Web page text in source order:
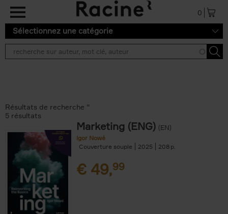
Aller au contenu principal
0
Sélectionnez une catégorie
Résultats de recherche ''
5 résultats
Marketing (ENG) (EN)
Igor Nowé
Couverture souple
2025 208
€ 49,99